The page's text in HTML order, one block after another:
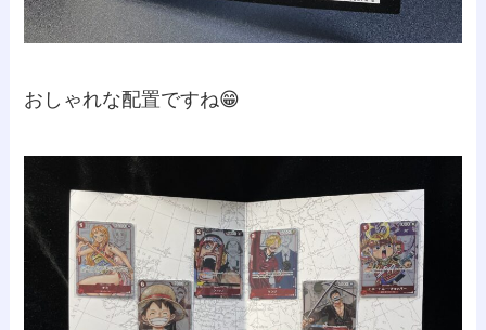
おしゃれな配置ですね😁